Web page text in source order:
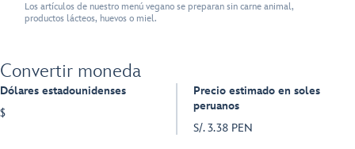
Los artículos de nuestro menú vegano se preparan sin carne animal,
productos lácteos, huevos o miel.
Convertir moneda
Dólares estadounidenses
$
Precio estimado en soles
peruanos
S/. 3.38 PEN